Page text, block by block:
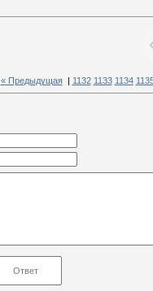
« Предыдущая| 1132 1133 1134